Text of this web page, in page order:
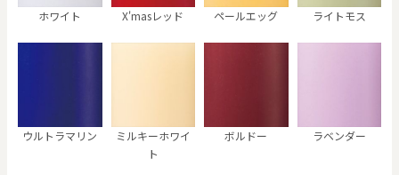
ホワイト X'masレッド ペールエッグ ライトモス
ウルトラマリン
ミルキーホワイ
ト
ボルドー ラベンダー